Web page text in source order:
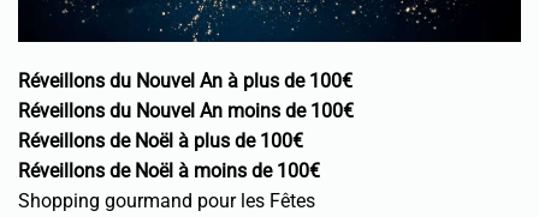
Réveillons du Nouvel An à plus de 100€
Réveillons du Nouvel An moins de 100€
Réveillons de Noël à plus de 100€
Réveillons de Noël à moins de 100€
Shopping gourmand pour les Fêtes